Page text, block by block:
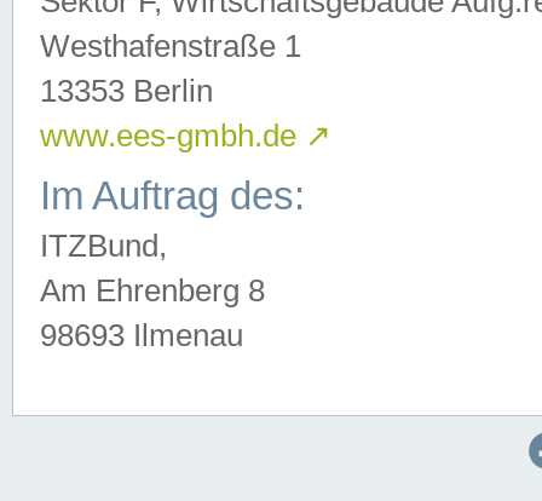
Westhafenstraße 1
13353 Berlin
www.ees-gmbh.de ↗
Im Auftrag des:
ITZBund,
Am Ehrenberg 8
98693 Ilmenau